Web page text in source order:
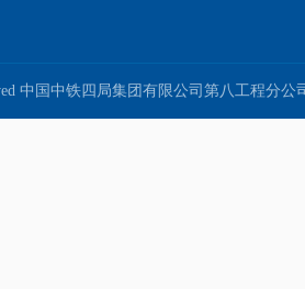
中国中铁四局集团有限公司第八工程分